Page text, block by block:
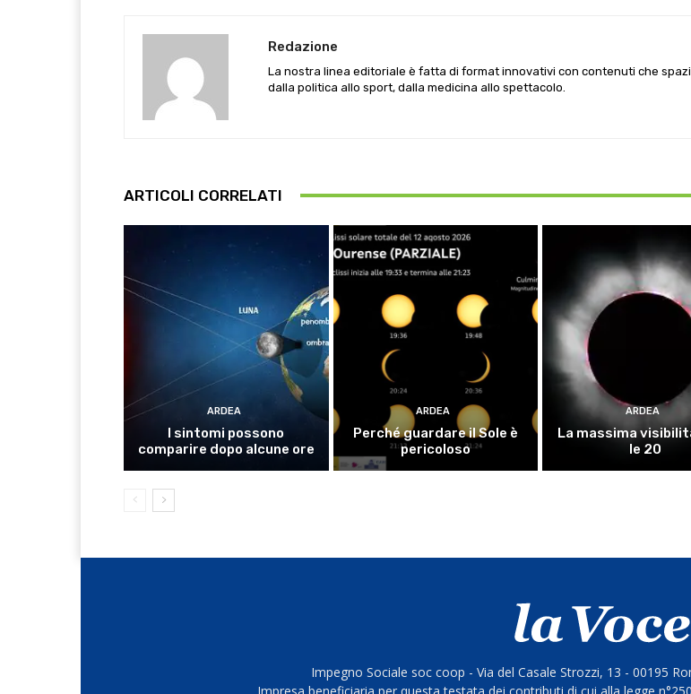
Redazione
La nostra linea editoriale è fatta di format innovativi con contenuti che
dalla politica allo sport, dalla medicina allo spettacolo.
ARTICOLI CORRELATI
ARDEA
I sintomi possono
comparire dopo alcune ore
ARDEA
Perché guardare il Sole è
pericoloso
ARDEA
La massima
le 20
Impegno Sociale soc coop - Via del Casale Strozzi, 13 - 00195